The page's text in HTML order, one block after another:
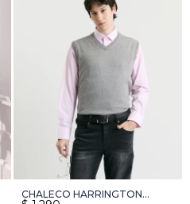
CHALECO HARRINGTON